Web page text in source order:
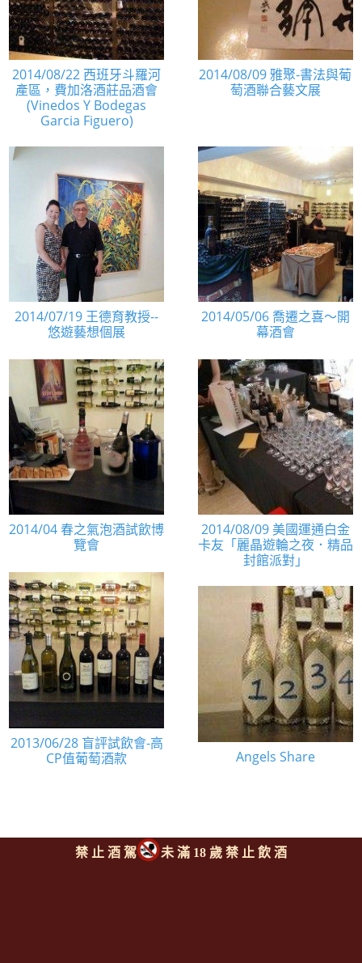
2014/08/22 西班牙斗羅河
產區，費加洛酒莊品酒會
(Vinedos Y Bodegas
Garcia Figuero)
2014/08/09 雅聚-書法與葡
萄酒聯合藝文展
2014/07/19 王德育教授--
悠遊藝想個展
2014/05/06 喬遷之喜～開
幕酒會
2014/04 春之氣泡酒試飲博
覽會
2014/08/09 美國運通白金
卡友「麗晶遊輪之夜．精品
封館派對」
2013/06/28 盲評試飲會-高
CP值葡萄酒款
Angels Share
禁 止 酒 駕 未 滿 18 歲 禁 止 飲 酒